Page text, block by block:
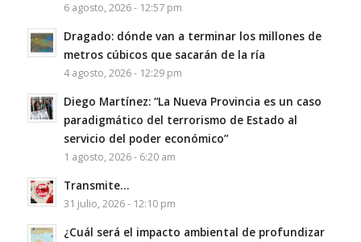
6 agosto, 2026 - 12:57 pm
Dragado: dónde van a terminar los millones de
metros cúbicos que sacarán de la ría
4 agosto, 2026 - 12:29 pm
Diego Martínez: “La Nueva Provincia es un caso
paradigmático del terrorismo de Estado al
servicio del poder económico”
1 agosto, 2026 - 6:20 am
Transmite…
31 julio, 2026 - 12:10 pm
¿Cuál será el impacto ambiental de profundizar